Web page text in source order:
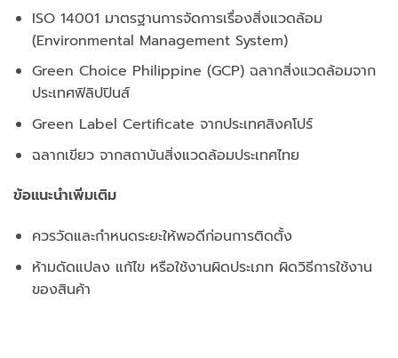
ISO 14001 มาตรฐานการจัดการเรื่องสิ่งแวดล้อม
(Environmental Management System)
Green Choice Philippine (GCP) ฉลากสิ่งแวดล้อมจาก
ประเทศฟิลิปปินส์
Green Label Certificate จากประเทศสิงคโปร์
ฉลากเขียว จากสถาบันสิ่งแวดล้อมประเทศไทย
ข้อแนะนำเพิ่มเติม
ควรวัดและกำหนดระยะให้พอดีก่อนการติดตั้ง
ห้ามดัดแปลง แก้ไข หรือใช้งานผิดประเภท ผิดวิธีการใช้งาน
ของสินค้า